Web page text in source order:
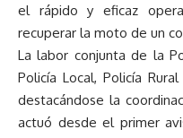
el rápido y eficaz
recuperar la moto de un
La labor conjunta de la
Policía Local, Policía
destacándose la
actuó desde el primer